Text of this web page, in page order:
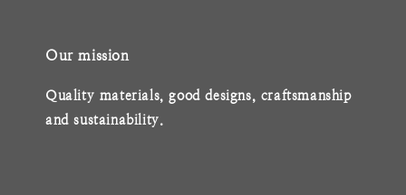
Our mission
Quality materials, good designs, craftsmanship
and sustainability.